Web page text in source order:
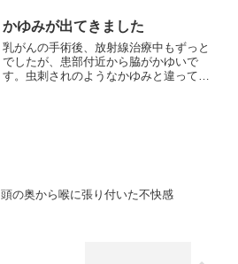
かゆみが出てきました
乳がんの手術後、放射線治療中もずっと
でしたが、患部付近から脇がかゆいで
す。虫刺されのようなかゆみと違って、
頭の奥から喉に張り付いた不快感